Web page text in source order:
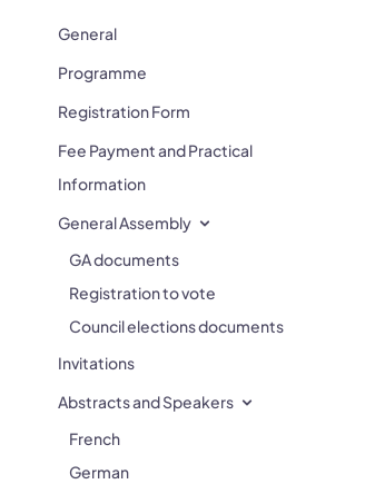
General
Programme
Registration Form
Fee Payment and Practical
Information
General Assembly
GA documents
Registration to vote
Council elections documents
Invitations
Abstracts and Speakers
French
German